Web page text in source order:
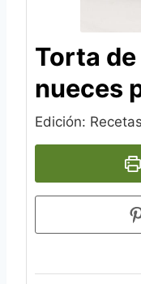
Torta
nueces
Edición: